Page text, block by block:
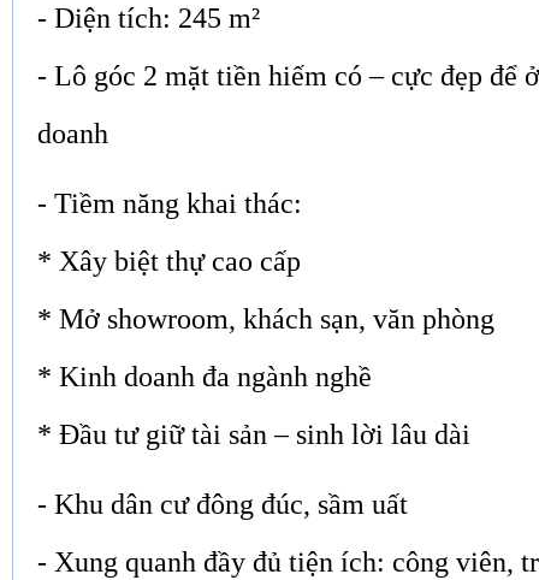
- Diện tích: 245 m²
- Lô góc 2 mặt tiền hiếm có – cực đẹp để
doanh
- Tiềm năng khai thác:
* Xây biệt thự cao cấp
* Mở showroom, khách sạn, văn phòng
* Kinh doanh đa ngành nghề
* Đầu tư giữ tài sản – sinh lời lâu dài
- Khu dân cư đông đúc, sầm uất
- Xung quanh đầy đủ tiện ích: công viên,